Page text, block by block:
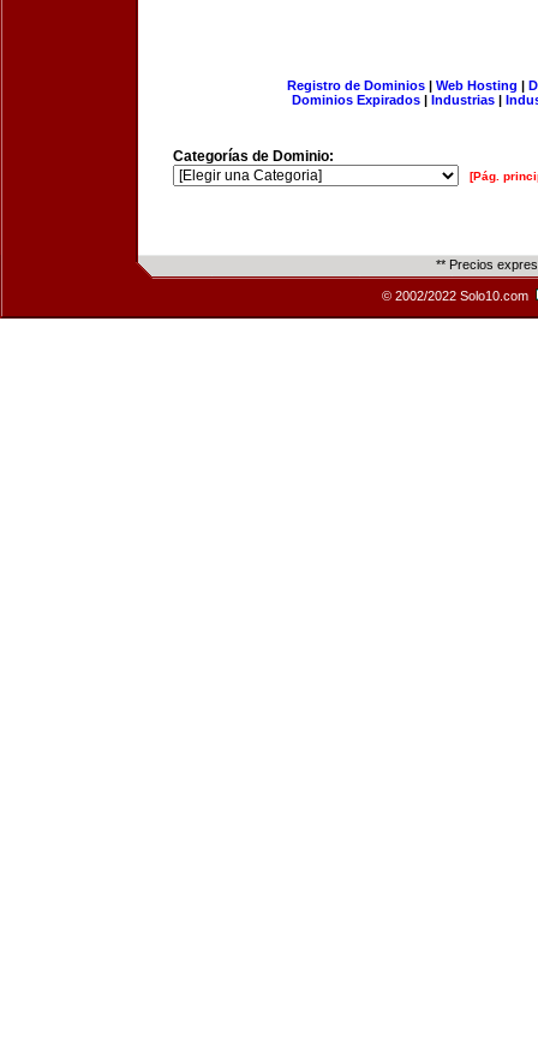
Registro de Dominios| Web Hosting |
Dominios Expirados | Industrias |
Categorías de Dominio:
[Pág.
** Precios
© 2002/2022 Solo10.com